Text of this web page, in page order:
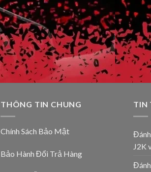
THÔNG TIN CHUNG
Chính Sách Bảo Mật
Bảo Hành Đổi Trả Hàng
TIN
J2K